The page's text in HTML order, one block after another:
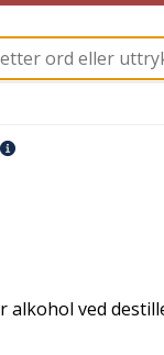
alkohol ved